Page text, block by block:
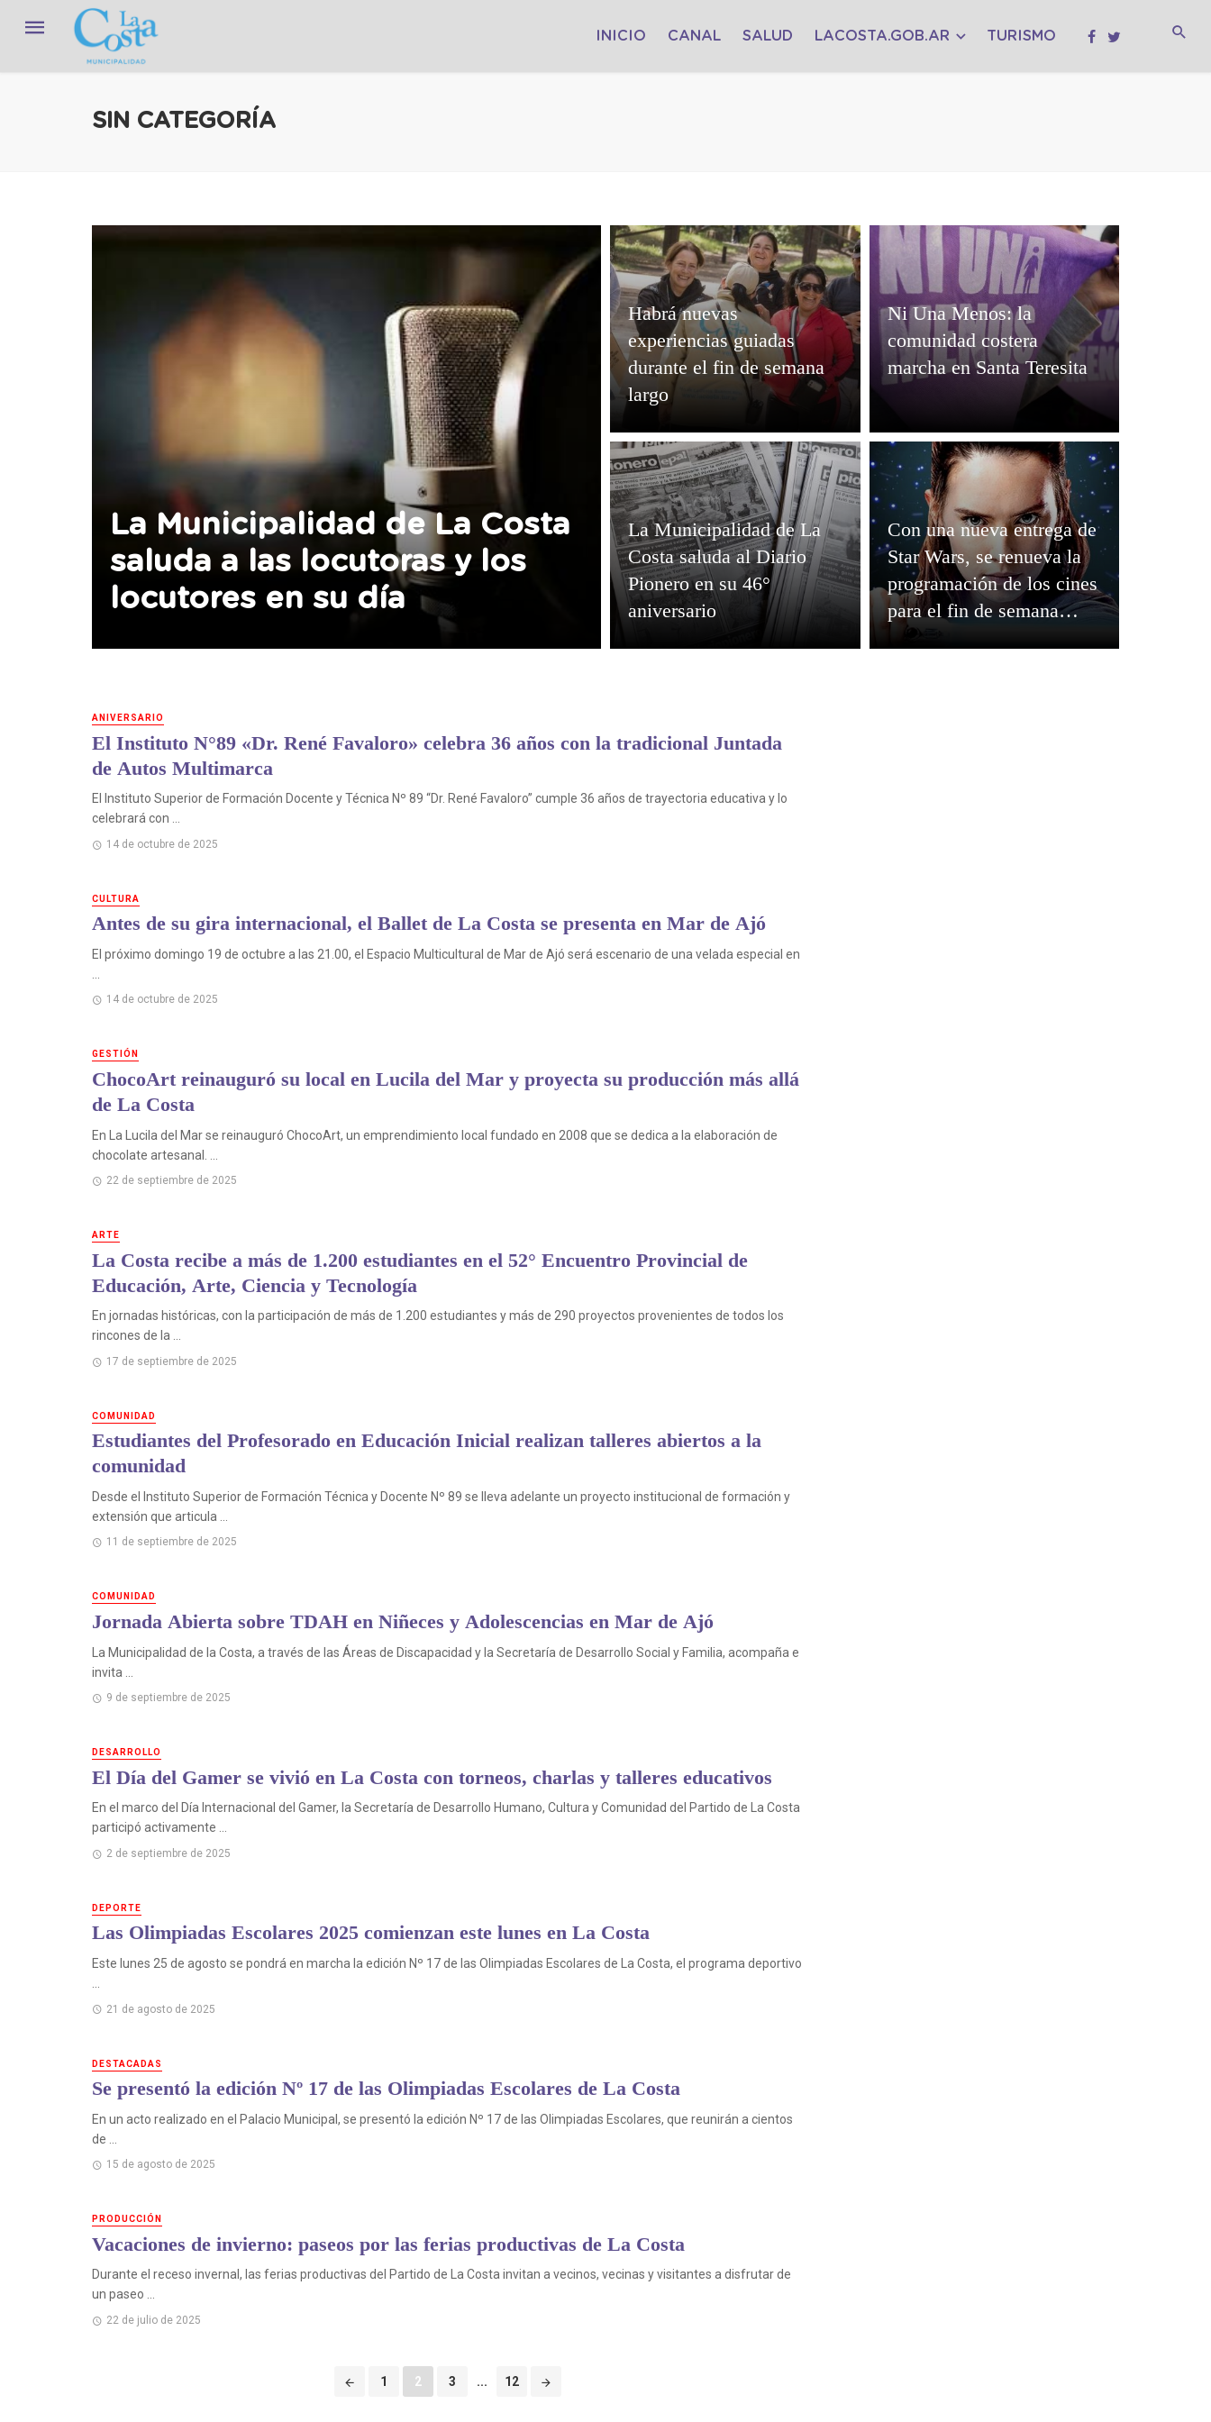
INICIO CANAL SALUD LACOSTA.GOB.AR TURISMO
SIN CATEGORÍA
La Municipalidad de La Costa
saluda a las locutoras y los
locutores en su día
Habrá nuevas
experiencias guiadas
durante el fin de semana
largo
Ni Una Menos: la
comunidad costera
marcha en Santa Teresita
La Municipalidad de La
Costa saluda al Diario
Pionero en su 46°
aniversario
Con una nueva entrega de
Star Wars, se renueva la
programación de los cines
para el fin de semana
largo
ANIVERSARIO
El Instituto N°89 «Dr. René Favaloro» celebra 36 años con la tradicional Juntada
de Autos Multimarca
El Instituto Superior de Formación Docente y Técnica Nº 89 “Dr. René Favaloro” cumple 36 años de trayectoria educativa y lo
celebrará con ...
14 de octubre de 2025
CULTURA
Antes de su gira internacional, el Ballet de La Costa se presenta en Mar de Ajó
El próximo domingo 19 de octubre a las 21.00, el Espacio Multicultural de Mar de Ajó será escenario de una velada especial en
14 de octubre de 2025
GESTIÓN
ChocoArt reinauguró su local en Lucila del Mar y proyecta su producción más allá
de La Costa
En La Lucila del Mar se reinauguró ChocoArt, un emprendimiento local fundado en 2008 que se dedica a la elaboración de
chocolate artesanal. ...
22 de septiembre de 2025
ARTE
La Costa recibe a más de 1.200 estudiantes en el 52° Encuentro Provincial de
Educación, Arte, Ciencia y Tecnología
En jornadas históricas, con la participación de más de 1.200 estudiantes y más de 290 proyectos provenientes de todos los
rincones de la ...
17 de septiembre de 2025
COMUNIDAD
Estudiantes del Profesorado en Educación Inicial realizan talleres abiertos a la
comunidad
Desde el Instituto Superior de Formación Técnica y Docente Nº 89 se lleva adelante un proyecto institucional de formación y
extensión que articula ...
11 de septiembre de 2025
COMUNIDAD
Jornada Abierta sobre TDAH en Niñeces y Adolescencias en Mar de Ajó
La Municipalidad de la Costa, a través de las Áreas de Discapacidad y la Secretaría de Desarrollo Social y Familia, acompaña e
invita ...
9 de septiembre de 2025
DESARROLLO
El Día del Gamer se vivió en La Costa con torneos, charlas y talleres educativos
En el marco del Día Internacional del Gamer, la Secretaría de Desarrollo Humano, Cultura y Comunidad del Partido de La Costa
participó activamente ...
2 de septiembre de 2025
DEPORTE
Las Olimpiadas Escolares 2025 comienzan este lunes en La Costa
Este lunes 25 de agosto se pondrá en marcha la edición Nº 17 de las Olimpiadas Escolares de La Costa, el programa deportivo
21 de agosto de 2025
DESTACADAS
Se presentó la edición Nº 17 de las Olimpiadas Escolares de La Costa
En un acto realizado en el Palacio Municipal, se presentó la edición Nº 17 de las Olimpiadas Escolares, que reunirán a cientos
de ...
15 de agosto de 2025
PRODUCCIÓN
Vacaciones de invierno: paseos por las ferias productivas de La Costa
Durante el receso invernal, las ferias productivas del Partido de La Costa invitan a vecinos, vecinas y visitantes a disfrutar de
un paseo ...
22 de julio de 2025
1 2 3 ... 12